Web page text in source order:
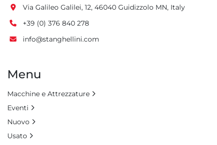
Via Galileo Galilei, 12, 46040 Guidizzolo MN, Italy
+39 (0) 376 840 278
info@stanghellini.com
Menu
Macchine e Attrezzature
Eventi
Nuovo
Usato